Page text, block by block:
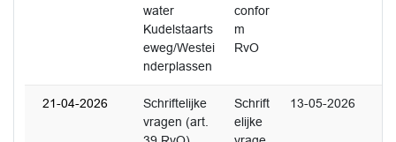
water
Kudelstaarts
eweg/Westei
nderplassen
confor
m
RvO
21-04-2026
Schriftelijke
vragen (art.
Schrift
elijke
13-05-2026